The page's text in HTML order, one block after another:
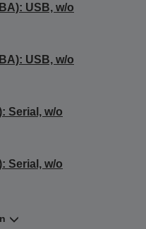
USB, w/o
USB, w/o
Serial, w/o
Serial, w/o